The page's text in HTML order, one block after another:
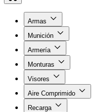
Armas
Munición
Armería
Monturas
Visores
Aire Comprimido
Recarga